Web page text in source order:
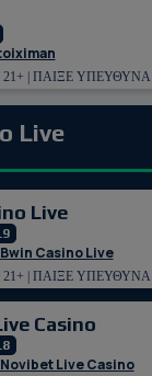
21+ | ΠΑΙΞΕ ΥΠΕΥΘΥΝΑ
Live
Live
Casino Live
21+ | ΠΑΙΞΕ ΥΠΕΥΘΥΝΑ
Casino
Live Casino